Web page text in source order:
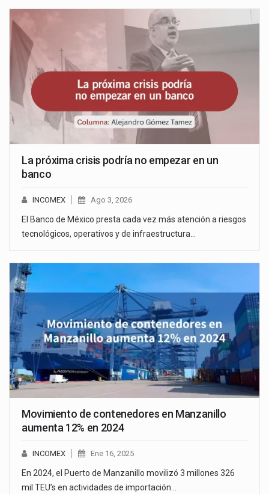
La próxima crisis podría no empezar en un
banco
INCOMEX Ago 3, 2026
El Banco de México presta cada vez más atención a riesgos
tecnológicos, operativos y de infraestructura…
Movimiento de contenedores en Manzanillo
aumenta 12% en 2024
INCOMEX Ene 16, 2025
En 2024, el Puerto de Manzanillo movilizó 3 millones 326
mil TEU’s en actividades de importación…